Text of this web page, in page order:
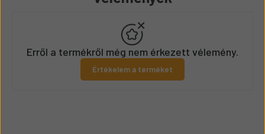
Erről a termékről még nem érkezett vélemény.
Értékelem a terméket